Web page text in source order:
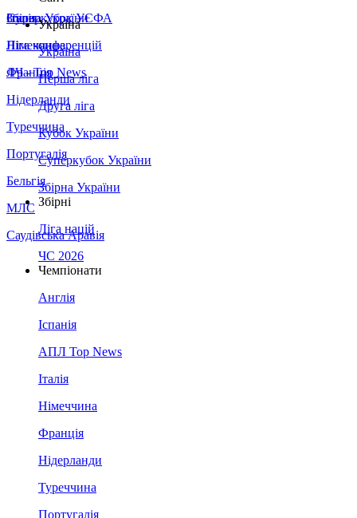
Збірна України
Італія
Німеччина
Франція
Нідерланди
Туреччина
Португалія
Бельгія
МЛС
Саудівська Аравія
Суперкубок УЄФА
Ліга конференцій
ЛЧ - Top News
Україна
Україна
Перша ліга
Друга ліга
Кубок України
Суперкубок України
Збірна України
Збірні
Ліга націй
ЧС 2026
Чемпіонати
Англія
Іспанія
АПЛ Top News
Італія
Німеччина
Франція
Нідерланди
Туреччина
Португалія